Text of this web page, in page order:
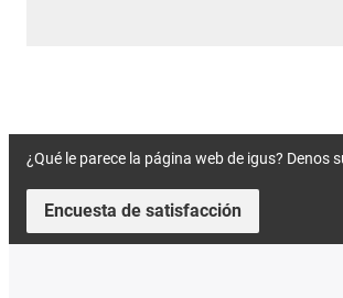
¿Qué le parece la página web de igus? Denos
Encuesta de satisfacción